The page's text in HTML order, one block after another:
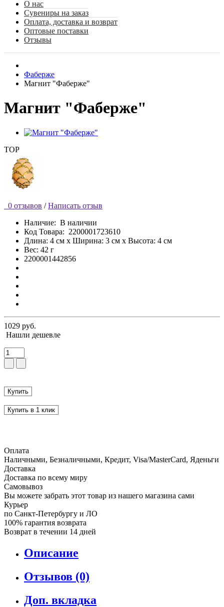
О нас
Сувениры на заказ
Оплата, доставка и возврат
Оптовые поставки
Отзывы
Фаберже
Магнит "Фаберже"
Магнит "Фаберже"
TOP
0 отзывов / Написать отзыв
Наличие: В наличии
Код Товара: 2200001723610
Длина: 4 см x Ширина: 3 см x Высота: 4 см
Вес: 42 г
2200001442856
1029 руб.
Нашли дешевле
Купить
Купить в 1 клик
Оплата
Наличными, Безналичными, Кредит, Visa/MasterCard, Яденьги
Доставка
Доставка по всему миру
Самовывоз
Вы можете забрать этот товар из нашего магазина сами
Курьер
по Санкт-Петербургу и ЛО
100% гарантия возврата
Возврат в течении 14 дней
Описание
Отзывов (0)
Доп. вкладка